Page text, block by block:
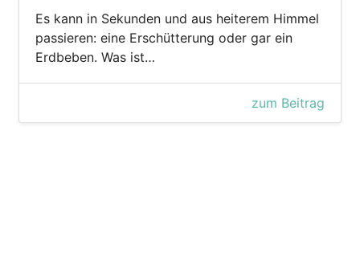
Es kann in Sekunden und aus heiterem Himmel
passieren: eine Erschütterung oder gar ein
Erdbeben. Was ist…
zum Beitrag